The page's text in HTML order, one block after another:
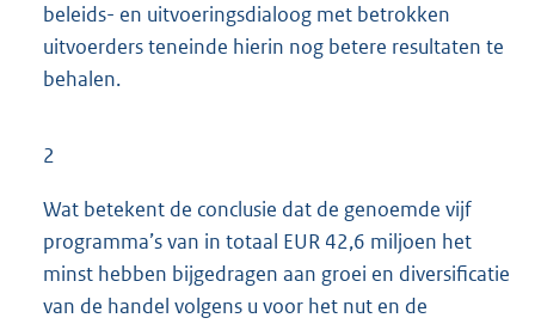
beleids- en uitvoeringsdialoog met betrokken
uitvoerders teneinde hierin nog betere resultaten te
behalen.
2
Wat betekent de conclusie dat de genoemde vijf
programma’s van in totaal EUR 42,6 miljoen het
minst hebben bijgedragen aan groei en diversificatie
van de handel volgens u voor het nut en de